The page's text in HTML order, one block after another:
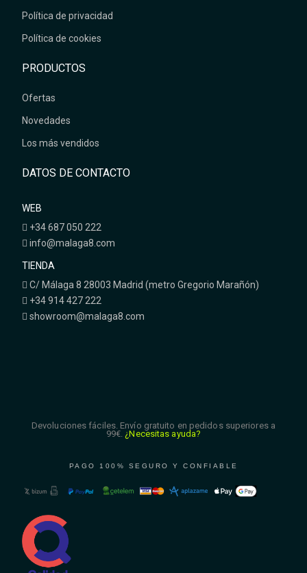
Política de privacidad
Política de cookies
PRODUCTOS
Ofertas
Novedades
Los más vendidos
DATOS DE CONTACTO
WEB
+34 687 050 222
info@malaga8.com
TIENDA
C/ Málaga 8 28003 Madrid (metro Gregorio Marañón)
+34 914 427 222
showroom@malaga8.com
Devoluciones fáciles. Envío gratuito en pedidos superiores a
99€. ¿Necesitas ayuda?
PAGO 100% SEGURO Y CONFIABLE